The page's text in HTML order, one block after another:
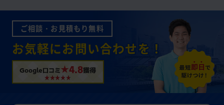
ご相談・お見積もり無料
お気軽にお問い合わせを！
Google口コミ ★4.8獲得